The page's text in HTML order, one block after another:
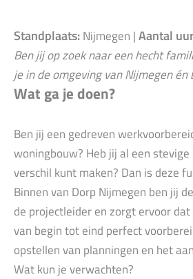
Standplaats:Nijmegen |Aantal
Ben jij op zoek naar een hecht
je in de omgeving van Nijmegen
Wat ga je doen?
Ben jij een gedreven
woningbouw? Heb jij al een
verschil kunt maken? Dan is deze
Binnen van Dorp Nijmegen ben jij
de projectleider en zorgt ervoor
van begin tot eind perfect
opstellen van planningen en het
Wat kun je verwachten?